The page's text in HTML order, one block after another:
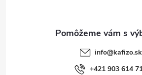
info@kafizo.sk
+421 903 614